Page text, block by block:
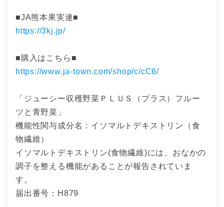
■JA熊本果実連■
https://3kj.jp/
■購入はこちら■
https://www.ja-town.com/shop/c/cC6/
「ジューシー収穫野菜ＰＬＵＳ（プラス）フルー
ツと青野菜」
機能性関与成分名：イソマルトデキストリン（食
物繊維）
イソマルトデキストリン(食物繊維)には、おなかの
調子を整える機能があることが報告されていま
す。
届出番号：H879